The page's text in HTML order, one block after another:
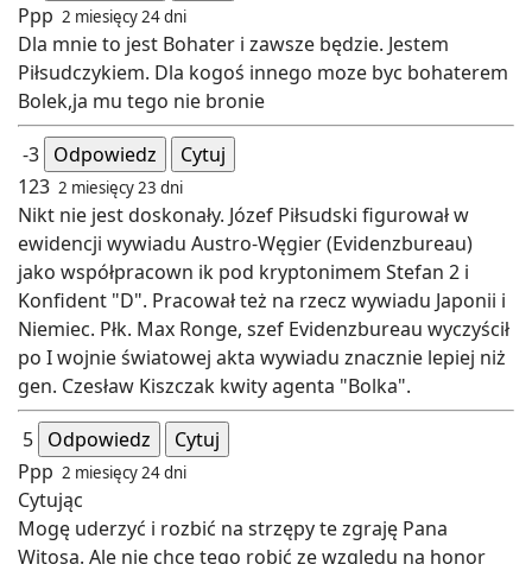
Ppp 2 miesięcy 24 dni
Dla mnie to jest Bohater i zawsze będzie. Jestem
Piłsudczykiem. Dla kogoś innego moze byc bohaterem
Bolek,ja mu tego nie bronie
-3 Odpowiedz
Cytuj
123 2 miesięcy 23 dni
Nikt nie jest doskonały. Józef Piłsudski figurował w
ewidencji wywiadu Austro-Węgier (Evidenzbureau)
jako współpracown ik pod kryptonimem Stefan 2 i
Konfident "D". Pracował też na rzecz wywiadu Japonii i
Niemiec. Płk. Max Ronge, szef Evidenzbureau wyczyścił
po I wojnie światowej akta wywiadu znacznie lepiej niż
gen. Czesław Kiszczak kwity agenta "Bolka".
5 Odpowiedz
Cytuj
Ppp 2 miesięcy 24 dni
Cytując
Mogę uderzyć i rozbić na strzępy te zgraję Pana
Witosa. Ale nie chce tego robić ze względu na honor